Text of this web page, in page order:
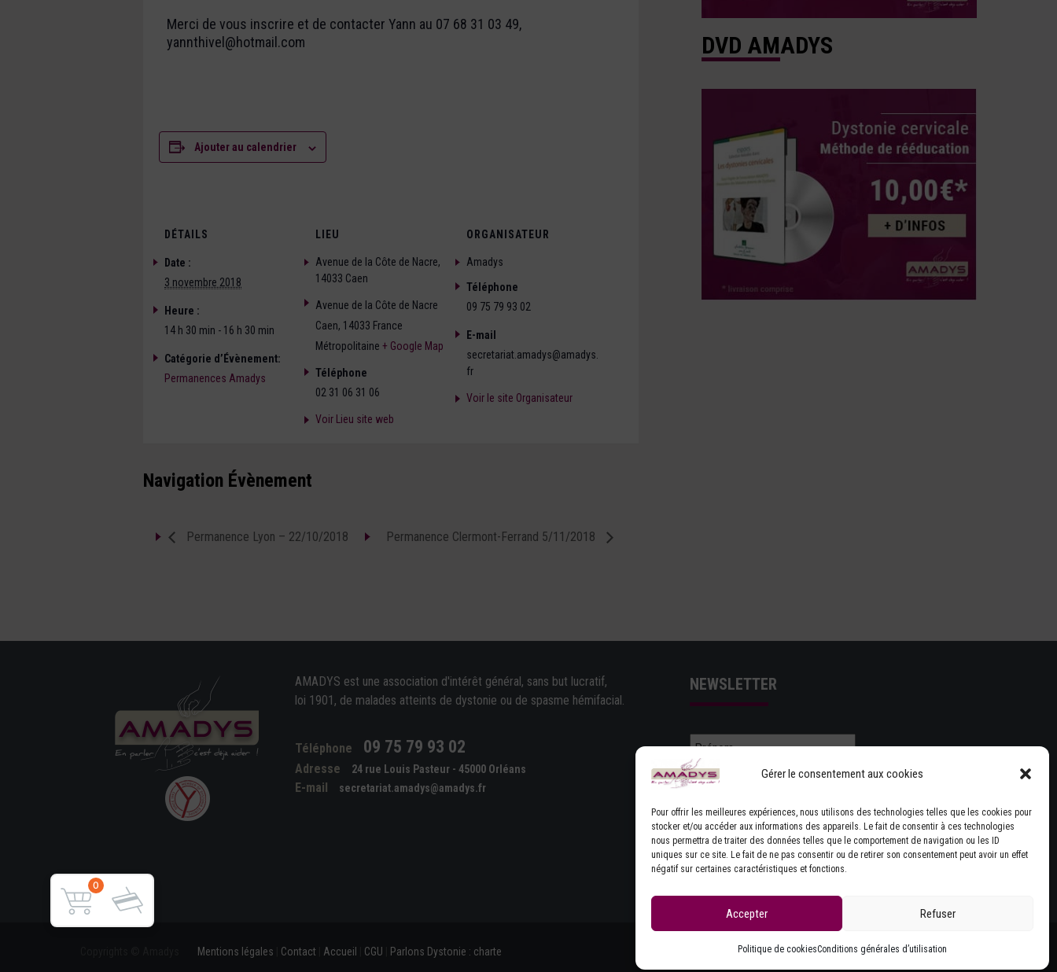
Gérer le consentement aux cookies
Pour offrir les meilleures expériences, nous utilisons des technologies telles que les cookies pour
stocker et/ou accéder aux informations des appareils. Le fait de consentir à ces technologies
nous permettra de traiter des données telles que le comportement de navigation ou les ID
uniques sur ce site. Le fait de ne pas consentir ou de retirer son consentement peut avoir un effet
négatif sur certaines caractéristiques et fonctions.
Accepter Refuser
Politique de cookiesConditions générales d’utilisation
Merci de vous inscrire et de contacter Yann au 07 68 31 03 49,
yannthivel@hotmail.com
Ajouter au calendrier
DÉTAILS
Date :
3 novembre 2018
Heure :
14 h 30 min - 16 h 30 min
Catégorie d’Évènement:
Permanences Amadys
LIEU
Avenue de la Côte de Nacre,
14033 Caen
Avenue de la Côte de Nacre
Caen, 14033 France
Métropolitaine + Google Map
Téléphone
02 31 06 31 06
Voir Lieu site web
ORGANISATEUR
Amadys
Téléphone
09 75 79 93 02
E-mail
secretariat.amadys@amadys.
fr
Voir le site Organisateur
Navigation Évènement
Permanence Lyon – 22/10/2018 Permanence Clermont-Ferrand 5/11/2018
DVD AMADYS
AMADYS est une association d'intérêt général, sans but lucratif,
loi 1901, de malades atteints de dystonie ou de spasme hémifacial.
Téléphone 09 75 79 93 02
Adresse 24 rue Louis Pasteur - 45000 Orléans
E-mail secretariat.amadys@amadys.fr
NEWSLETTER
J'ACCEPTE LES CONDITIONS GÉNÉRALES
D'UTILISATION
Mentions légales Contact Accueil CGU Parlons Dystonie : charte Site réalisé par
0